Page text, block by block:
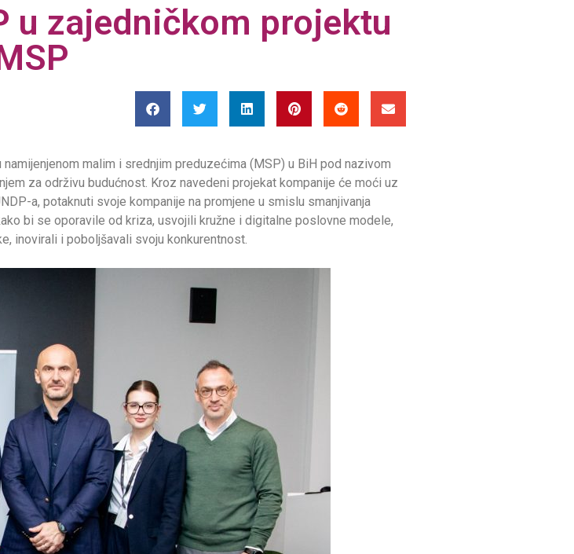
u zajedničkom projektu
malim i srednjim preduzećima (MSP) u BiH pod nazivom
za održivu budućnost. Kroz navedeni projekat kompanije će moći uz
a, potaknuti svoje kompanije na promjene u smislu smanjivanja
bi se oporavile od kriza, usvojili kružne i digitalne poslovne modele,
inovirali i poboljšavali svoju konkurentnost.